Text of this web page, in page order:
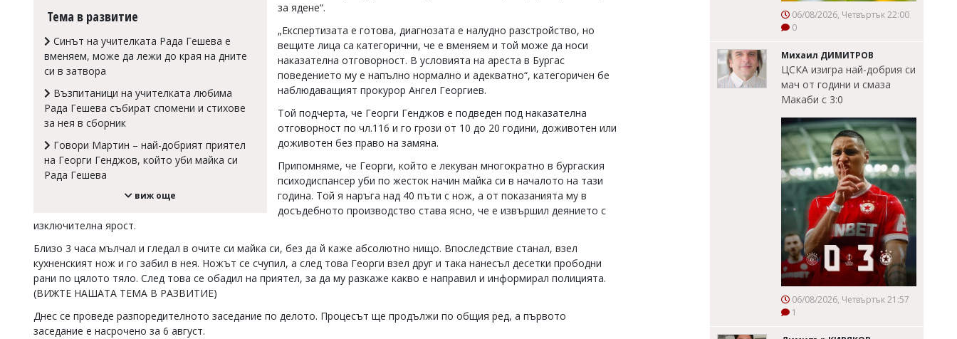
office@flagman.bg
Коментарите
въвеждат
читателите
отговорност
откриете
коментар,
Тема в развитие
Синът на учителката Рада Гешева е
вменяем, може да лежи до края на дните
си в затвора
Възпитаници на учителката любима
Рада Гешева събират спомени и стихове
за нея в сборник
Говори Мартин – най-добрият приятел
на Георги Генджов, който уби майка си
Рада Гешева
виж още
за ядене“.
„Експертизата е готова, диагнозата е налудно разстройство, но
вещите лица са категорични, че е вменяем и той може да носи
наказателна отговорност. В условията на ареста в Бургас
поведението му е напълно нормално и адекватно“, категоричен бе
наблюдаващият прокурор Ангел Георгиев.
Той подчерта, че Георги Генджов е подведен под наказателна
отговорност по чл.116 и го грози от 10 до 20 години, доживотен или
доживотен без право на замяна.
Припомняме, че Георги, който е лекуван многократно в бургаския
психодиспансер уби по жесток начин майка си в началото на тази
година. Той я наръга над 40 пъти с нож, а от показанията му в
досъдебното производство става ясно, че е извършил деянието с
изключителна ярост.
Близо 3 часа мълчал и гледал в очите си майка си, без да й каже абсолютно нищо. Впоследствие станал, взел
кухненският нож и го забил в нея. Ножът се счупил, а след това Георги взел друг и така нанесъл десетки прободни
рани по цялото тяло. След това се обадил на приятел, за да му разкаже какво е направил и информирал полицията.
(ВИЖТЕ НАШАТА ТЕМА В РАЗВИТИЕ)
Днес се проведе разпоредителното заседание по делото. Процесът ще продължи по общия ред, а първото
заседание е насрочено за 6 август.
06/08/2026, Четвъртък 22:00
0
Михаил ДИМИТРОВ
ЦСКА изигра най-добрия си
мач от години и смаза
Макаби с 3:0
06/08/2026, Четвъртък 21:57
1